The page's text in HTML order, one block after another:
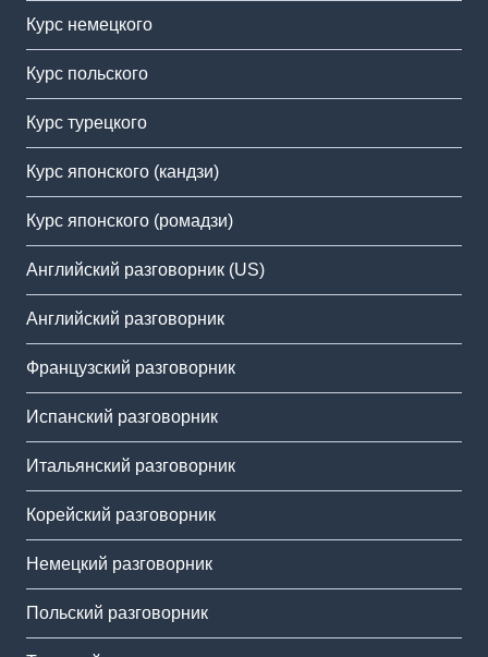
Курс немецкого
Курс польского
Курс турецкого
Курс японского (кандзи)
Курс японского (ромадзи)
Английский разговорник (US)
Английский разговорник
Французский разговорник
Испанский разговорник
Итальянский разговорник
Корейский разговорник
Немецкий разговорник
Польский разговорник